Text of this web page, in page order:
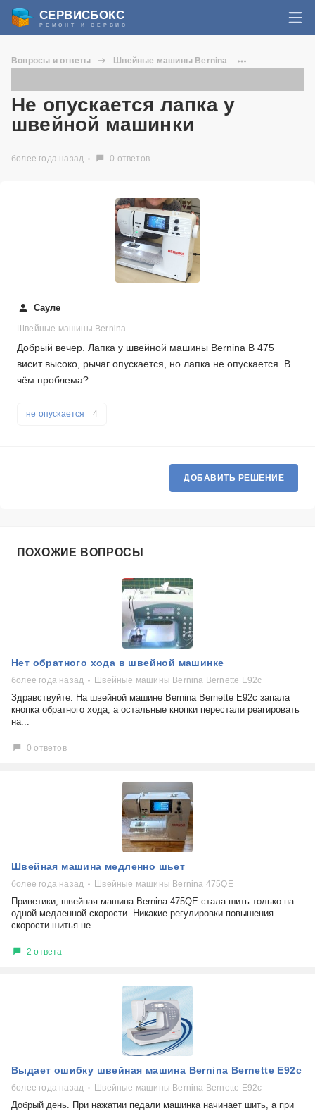
СЕРВИСБОКС
РЕМОНТ И СЕРВИС
Я забыл пароль
Регистрация
ВОПРОСЫ И ОТВЕТЫ
СТАТЬИ О РЕМОНТЕ
ДОБАВИТЬ СЕРВИСНЫЙ ЦЕНТР ИЛИ ЧАСТНОГО МАСТЕРА
ЗАДАТЬ ВОПРОС МАСТЕРАМ
Вопросы и ответы
Швейные машины Bernina
Не опускается лапка у
швейной машинки
более года назад 0 ответов
Сауле
Швейные машины Bernina
Добрый вечер. Лапка у швейной машины Bernina B 475
висит высоко, рычаг опускается, но лапка не опускается. B
чём проблема?
не опускается 4
ДОБАВИТЬ РЕШЕНИЕ
ПОХОЖИЕ ВОПРОСЫ
Нет обратного хода в швейной машинке
более года назад Швейные машины Bernina Bernette E92c
Здравствуйте. На швейной машине Bernina Bernette E92c запала
кнопка обратного хода, а остальные кнопки перестали реагировать
на...
0 ответов
Швейная машина медленно шьет
более года назад Швейные машины Bernina 475QE
Приветики, швейная машина Bernina 475QE стала шить только на
одной медленной скорости. Никакие регулировки повышения
скорости шитья не...
2 ответа
Выдает ошибку швейная машина Bernina Bernette E92c
более года назад Швейные машины Bernina Bernette E92c
Добрый день. При нажатии педали машинка начинает шить, а при